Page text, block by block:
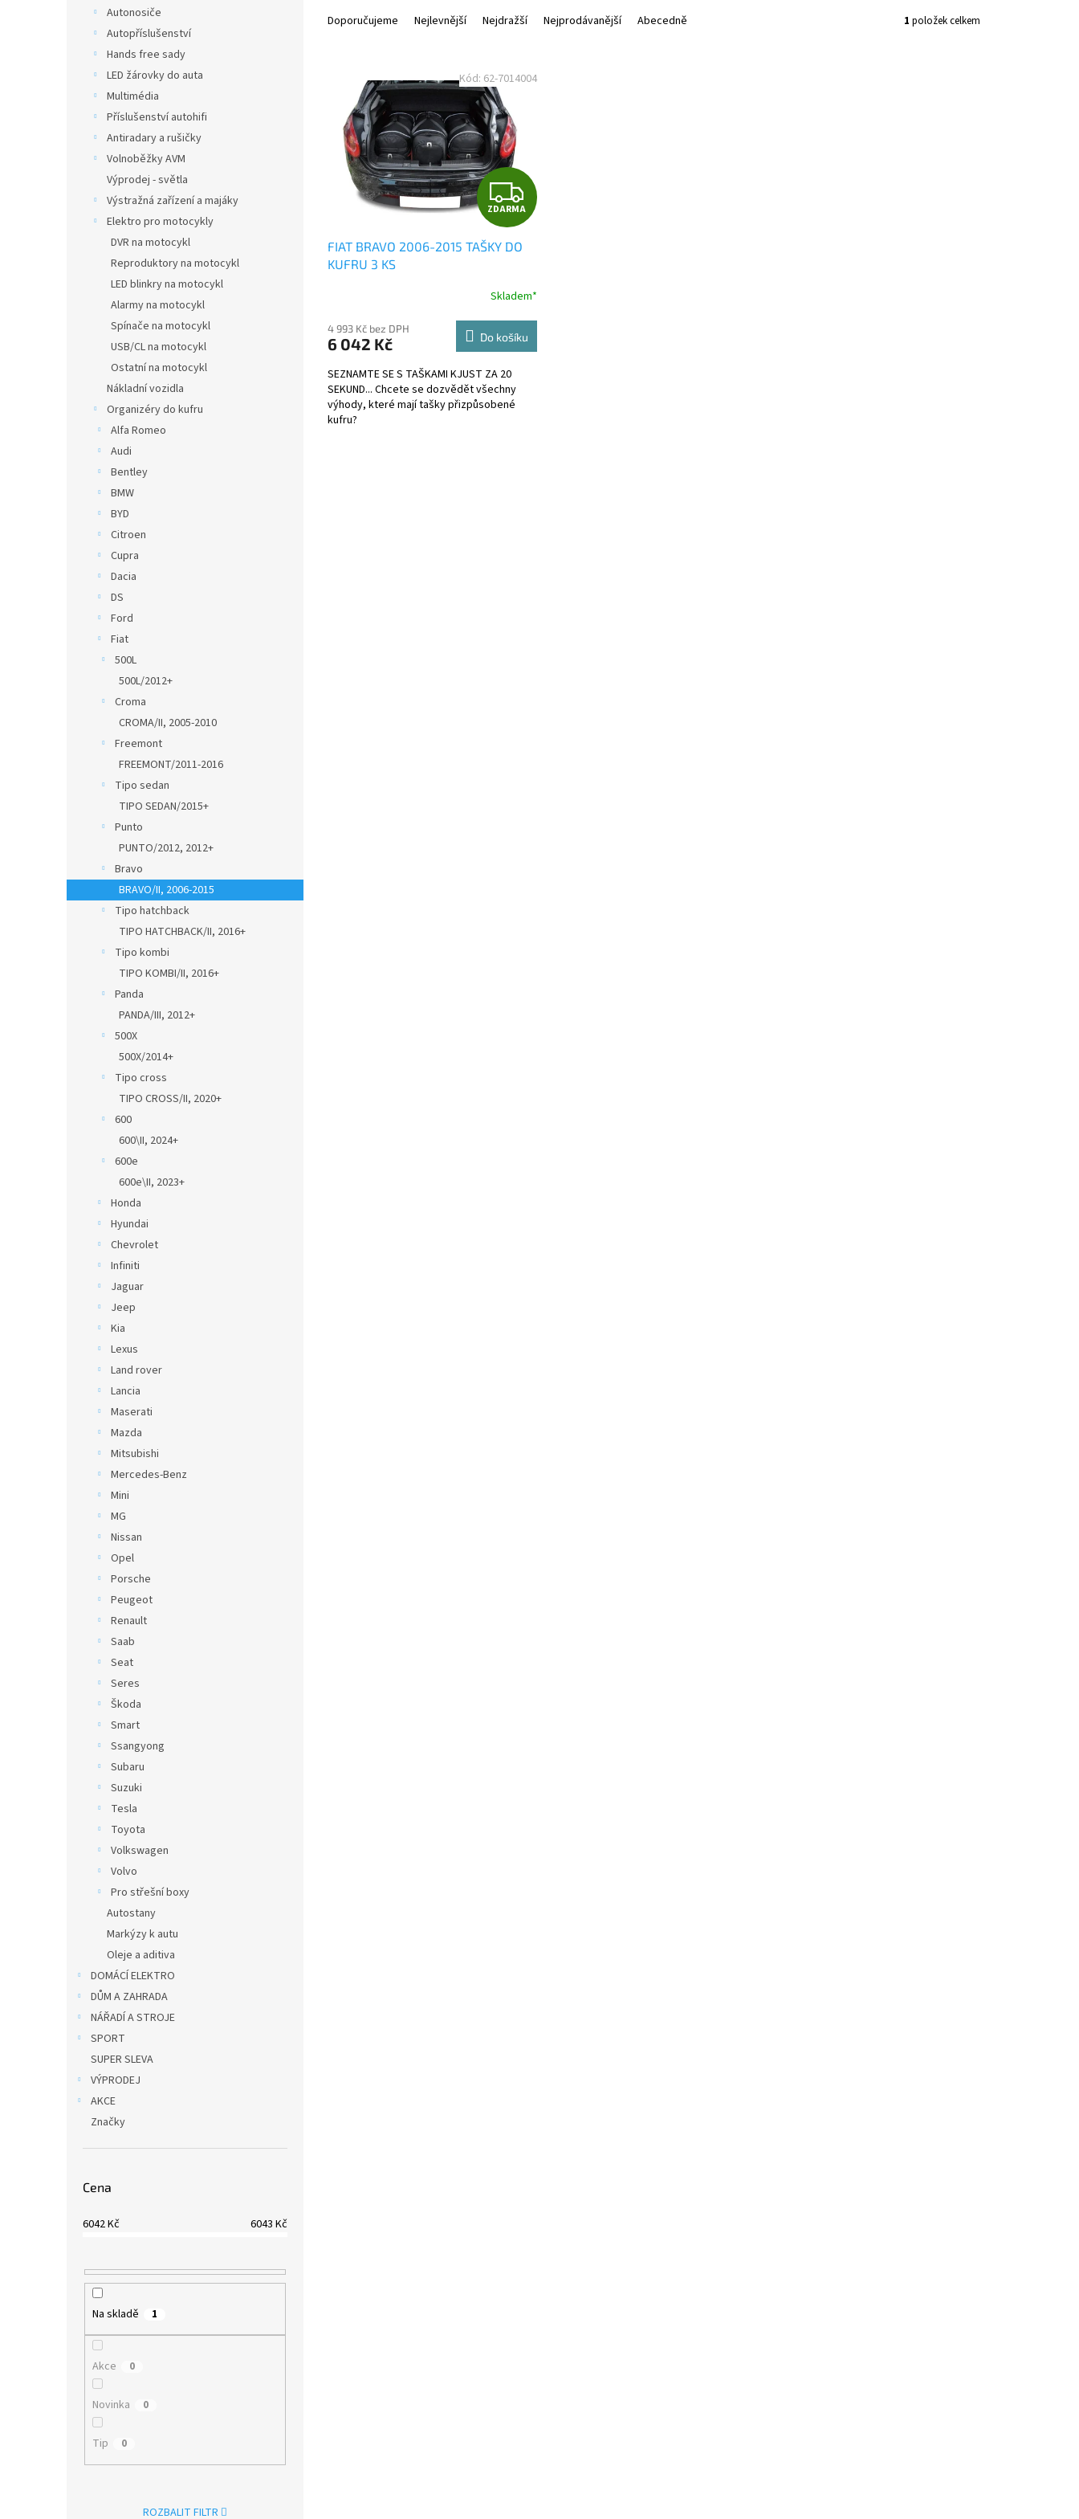
Autonosiče
Autopříslušenství
Hands free sady
LED žárovky do auta
Multimédia
Příslušenství autohifi
Antiradary a rušičky
Volnoběžky AVM
Výprodej - světla
Výstražná zařízení a majáky
Elektro pro motocykly
DVR na motocykl
Reproduktory na motocykl
LED blinkry na motocykl
Alarmy na motocykl
Spínače na motocykl
USB/CL na motocykl
Ostatní na motocykl
Nákladní vozidla
Organizéry do kufru
Alfa Romeo
Audi
Bentley
BMW
BYD
Citroen
Cupra
Dacia
DS
Ford
Fiat
500L
500L/2012+
Croma
CROMA/II, 2005-2010
Freemont
FREEMONT/2011-2016
Tipo sedan
TIPO SEDAN/2015+
Punto
PUNTO/2012, 2012+
Bravo
BRAVO/II, 2006-2015
Tipo hatchback
TIPO HATCHBACK/II, 2016+
Tipo kombi
TIPO KOMBI/II, 2016+
Panda
PANDA/III, 2012+
500X
500X/2014+
Tipo cross
TIPO CROSS/II, 2020+
600
600\II, 2024+
600e
600e\II, 2023+
Honda
Hyundai
Chevrolet
Infiniti
Jaguar
Jeep
Kia
Lexus
Land rover
Lancia
Maserati
Mazda
Mitsubishi
Mercedes-Benz
Mini
MG
Nissan
Opel
Porsche
Peugeot
Renault
Saab
Seat
Seres
Škoda
Smart
Ssangyong
Subaru
Suzuki
Tesla
Toyota
Volkswagen
Volvo
Pro střešní boxy
Autostany
Markýzy k autu
Oleje a aditiva
DOMÁCÍ ELEKTRO
DŮM A ZAHRADA
NÁŘADÍ A STROJE
SPORT
SUPER SLEVA
VÝPRODEJ
AKCE
Značky
Cena
6042Kč 6043 Kč
Na skladě 1
Akce 0
Novinka 0
Tip 0
ROZBALIT FILTR
Doporučujeme Nejlevnější Nejdražší Nejprodávanější Abecedně 1 položek celkem
Z
D
R
M
A
ZDARMA
FIAT BRAVO 2006-2015 TAŠKY DO
KUFRU 3 KS
Skladem*
4 993 Kč bez DPH
6 042 Kč Do košíku
SEZNAMTE SE S TAŠKAMI KJUST ZA 20
SEKUND... Chcete se dozvědět všechny
výhody, které mají tašky přizpůsobené
kufru?
Kód: 62-7014004